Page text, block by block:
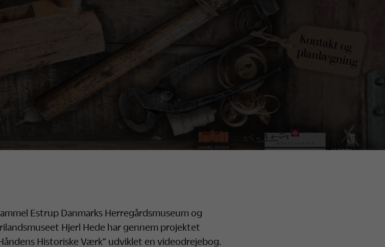
Estrup Danmarks Herregårdsmuseum og
Hjerl Hede har gennem projektet
Historiske Værk” udviklet en videodrejebog.